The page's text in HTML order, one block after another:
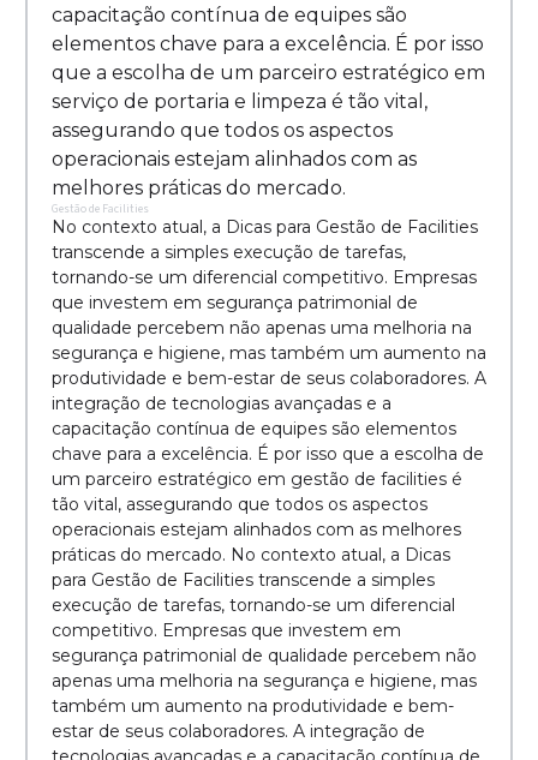
capacitação contínua de equipes são
elementos chave para a excelência. É por isso
que a escolha de um parceiro estratégico em
serviço de portaria e limpeza é tão vital,
assegurando que todos os aspectos
operacionais estejam alinhados com as
melhores práticas do mercado.
Gestão de Facilities
No contexto atual, a Dicas para Gestão de Facilities
transcende a simples execução de tarefas,
tornando-se um diferencial competitivo. Empresas
que investem em segurança patrimonial de
qualidade percebem não apenas uma melhoria na
segurança e higiene, mas também um aumento na
produtividade e bem-estar de seus colaboradores. A
integração de tecnologias avançadas e a
capacitação contínua de equipes são elementos
chave para a excelência. É por isso que a escolha de
um parceiro estratégico em gestão de facilities é
tão vital, assegurando que todos os aspectos
operacionais estejam alinhados com as melhores
práticas do mercado. No contexto atual, a Dicas
para Gestão de Facilities transcende a simples
execução de tarefas, tornando-se um diferencial
competitivo. Empresas que investem em
segurança patrimonial de qualidade percebem não
apenas uma melhoria na segurança e higiene, mas
também um aumento na produtividade e bem-
estar de seus colaboradores. A integração de